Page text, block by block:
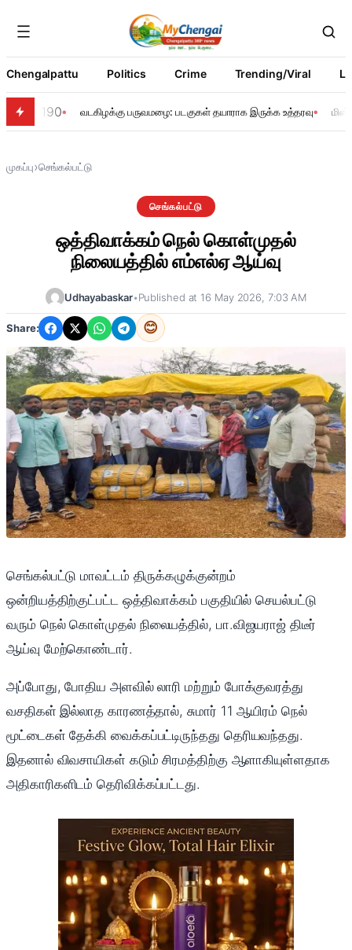
Chengalpattu Politics Crime Trending/Viral
190 வடகிழக்கு பருவமழை: படகுகள் தயாராக இருக்க உத்தரவு
முகப்பு›செங்கல்பட்டு
செங்கல்பட்டு
ஒத்திவாக்கம் நெல் கொள்முதல்
நிலையத்தில் எம்எல்ஏ ஆய்வு
Udhayabaskar•Published at 16 May 2026, 7:03 AM
Share: 😊
செங்கல்பட்டு மாவட்டம் திருக்கழுக்குன்றம்
ஒன்றியத்திற்குட்பட்ட ஒத்திவாக்கம் பகுதியில் செயல்பட்டு
வரும் நெல் கொள்முதல் நிலையத்தில், பா.விஜயராஜ் திடீர்
ஆய்வு மேற்கொண்டார்.
அப்போது, போதிய அளவில் லாரி மற்றும் போக்குவரத்து
வசதிகள் இல்லாத காரணத்தால், சுமார் 11 ஆயிரம் நெல்
மூட்டைகள் தேக்கி வைக்கப்பட்டிருந்தது தெரியவந்தது.
இதனால் விவசாயிகள் கடும் சிரமத்திற்கு ஆளாகியுள்ளதாக
அதிகாரிகளிடம் தெரிவிக்கப்பட்டது.